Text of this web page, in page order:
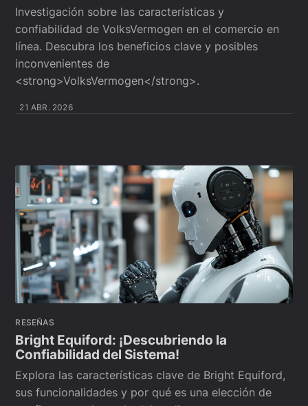
Investigación sobre las características y
confiabilidad de VolksVermogen en el comercio en
línea. Descubra los beneficios clave y posibles
inconvenientes de
<strong>VolksVermogen</strong>.
21 ABR. 2026
RESEÑAS
Bright Equiford: ¡Descubriendo la
Confiabilidad del Sistema!
Explora las características clave de Bright Equiford,
sus funcionalidades y por qué es una elección de